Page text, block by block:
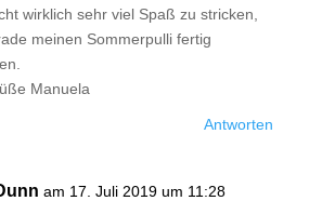
wirklich sehr viel Spaß zu stricken,
meinen Sommerpulli fertig
Manuela
Antworten
am 17. Juli 2019 um 11:28